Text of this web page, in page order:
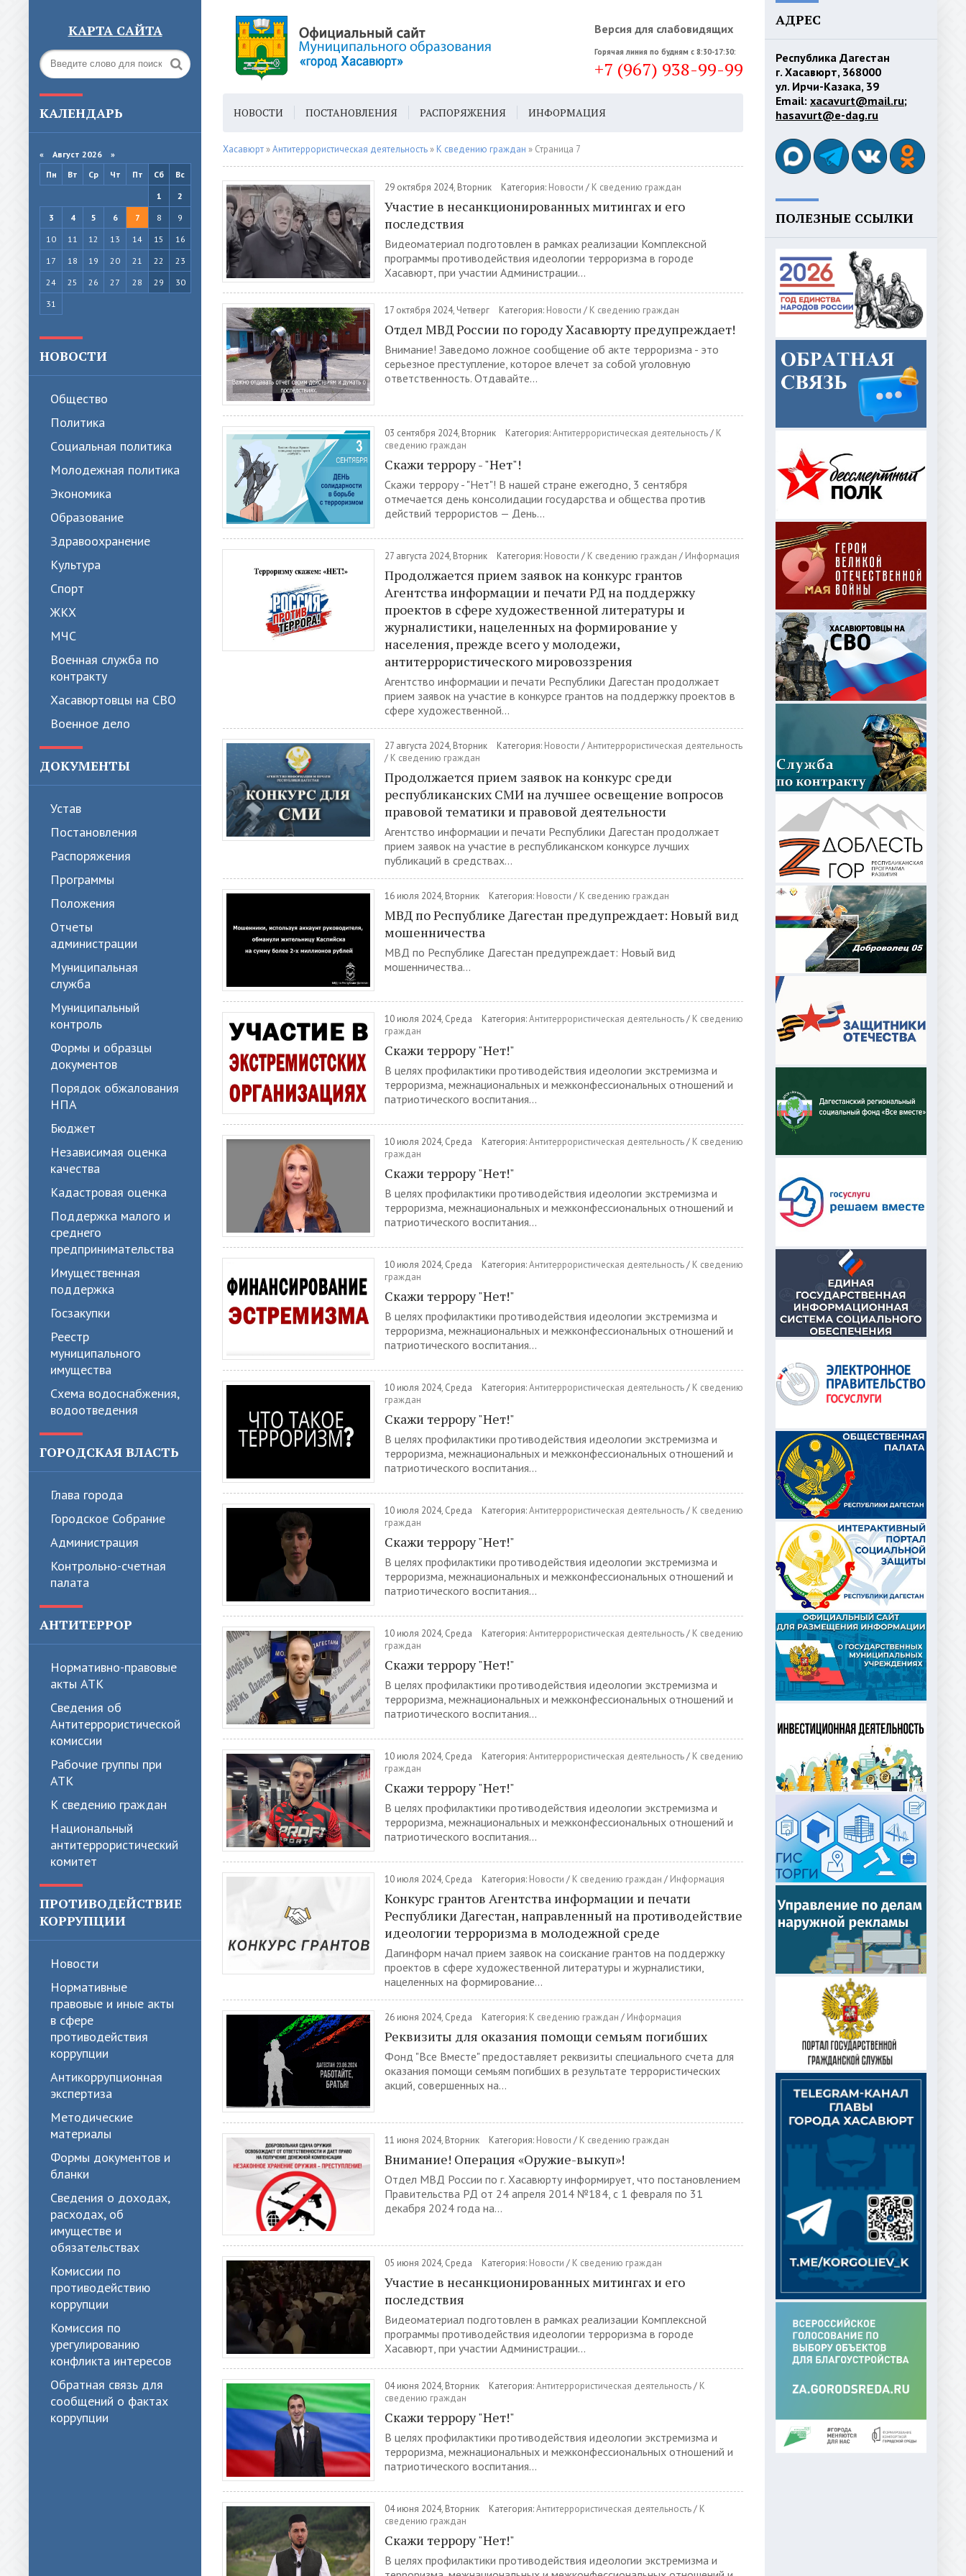
КАРТА САЙТА Версия для слабовидящих
Горячая линия по будням с 8:30-17:30:
+7 (967) 938-99-99
КАЛЕНДАРЬ
« Август 2026 »
Пн
Вт Ср Чт Пт Сб
Вс
1
2
3
4 5 6 7 8
9
10
11 12 13 14 15
16
17
18 19 20 21 22
23
24
25 26 27 28 29
30
31
НОВОСТИ
Общество
Политика
Cоциальная политика
Молодежная политика
Экономика
Образование
Здравоохранение
Культура
Спорт
ЖКХ
МЧС
Военная служба по
контракту
Хасавюртовцы на СВО
Военное дело
ДОКУМЕНТЫ
Устав
Постановления
Распоряжения
Программы
Положения
Отчеты
администрации
Муниципальная
служба
Муниципальный
контроль
Формы и образцы
документов
Порядок обжалования
НПА
Бюджет
Независимая оценка
качества
Кадастровая оценка
Поддержка малого и
среднего
предпринимательства
Имущественная
поддержка
Госзакупки
Реестр
муниципального
имущества
Схема водоснабжения,
водоотведения
ГОРОДСКАЯ ВЛАСТЬ
Глава города
Городское Собрание
Администрация
Контрольно-счетная
палата
АНТИТЕРРОР
Нормативно-правовые
акты АТК
Сведения об
Антитеррористической
комиссии
Рабочие группы при
АТК
К сведению граждан
Национальный
антитеррористический
комитет
ПРОТИВОДЕЙСТВИЕ
КОРРУПЦИИ
Новости
Нормативные
правовые и иные акты
в сфере
противодействия
коррупции
Антикоррупционная
экспертиза
Методические
материалы
Формы документов и
бланки
Сведения о доходах,
расходах, об
имуществе и
обязательствах
Комиссии по
противодействию
коррупции
Комиссия по
урегулированию
конфликта интересов
Обратная связь для
сообщений о фактах
коррупции
НОВОСТИ ПОСТАНОВЛЕНИЯ РАСПОРЯЖЕНИЯ ИНФОРМАЦИЯ
ГОРОДСКАЯ СРЕДА ГЕН. ПЛАН
Хасавюрт »Антитеррористическая деятельность » К сведению граждан » Страница 7
29 октября 2024, Вторник Категория: Новости / К сведению граждан
Участие в несанкционированных митингах и его
последствия
Видеоматериал подготовлен в рамках реализации Комплексной
программы противодействия идеологии терроризма в городе
Хасавюрт, при участии Администрации...
17 октября 2024, Четверг Категория: Новости / К сведению граждан
Отдел МВД России по городу Хасавюрту предупреждает!
Внимание! Заведомо ложное сообщение об акте терроризма - это
серьезное преступление, которое влечет за собой уголовную
ответственность. Отдавайте...
03 сентября 2024, Вторник Категория:Антитеррористическая деятельность/ К
сведению граждан
Скажи террору - "Нет"!
Скажи террору - "Нет"! В нашей стране ежегодно, 3 сентября
отмечается день консолидации государства и общества против
действий террористов — День...
27 августа 2024, Вторник Категория: Новости / К сведению граждан / Информация
Продолжается прием заявок на конкурс грантов
Агентства информации и печати РД на поддержку
проектов в сфере художественной литературы и
журналистики, нацеленных на формирование у
населения, прежде всего у молодежи,
антитеррористического мировоззрения
Агентство информации и печати Республики Дагестан продолжает
прием заявок на участие в конкурсе грантов на поддержку проектов в
сфере художественной...
27 августа 2024, Вторник Категория: Новости /Антитеррористическая деятельность
/ К сведению граждан
Продолжается прием заявок на конкурс среди
республиканских СМИ на лучшее освещение вопросов
правовой тематики и правовой деятельности
Агентство информации и печати Республики Дагестан продолжает
прием заявок на участие в республиканском конкурсе лучших
публикаций в средствах...
16 июля 2024, Вторник Категория: Новости / К сведению граждан
МВД по Республике Дагестан предупреждает: Новый вид
мошенничества
МВД по Республике Дагестан предупреждает: Новый вид
мошенничества...
10 июля 2024, Среда Категория:Антитеррористическая деятельность/ К сведению
граждан
Скажи террору "Нет!"
В целях профилактики противодействия идеологии экстремизма и
терроризма, межнациональных и межконфессиональных отношений и
патриотического воспитания...
10 июля 2024, Среда Категория:Антитеррористическая деятельность/ К сведению
граждан
Скажи террору "Нет!"
В целях профилактики противодействия идеологии экстремизма и
терроризма, межнациональных и межконфессиональных отношений и
патриотического воспитания...
10 июля 2024, Среда Категория:Антитеррористическая деятельность/ К сведению
граждан
Скажи террору "Нет!"
В целях профилактики противодействия идеологии экстремизма и
терроризма, межнациональных и межконфессиональных отношений и
патриотического воспитания...
10 июля 2024, Среда Категория:Антитеррористическая деятельность/ К сведению
граждан
Скажи террору "Нет!"
В целях профилактики противодействия идеологии экстремизма и
терроризма, межнациональных и межконфессиональных отношений и
патриотического воспитания...
10 июля 2024, Среда Категория:Антитеррористическая деятельность/ К сведению
граждан
Скажи террору "Нет!"
В целях профилактики противодействия идеологии экстремизма и
терроризма, межнациональных и межконфессиональных отношений и
патриотического воспитания...
10 июля 2024, Среда Категория:Антитеррористическая деятельность/ К сведению
граждан
Скажи террору "Нет!"
В целях профилактики противодействия идеологии экстремизма и
терроризма, межнациональных и межконфессиональных отношений и
патриотического воспитания...
10 июля 2024, Среда Категория:Антитеррористическая деятельность/ К сведению
граждан
Скажи террору "Нет!"
В целях профилактики противодействия идеологии экстремизма и
терроризма, межнациональных и межконфессиональных отношений и
патриотического воспитания...
10 июля 2024, Среда Категория: Новости / К сведению граждан / Информация
Конкурс грантов Агентства информации и печати
Республики Дагестан, направленный на противодействие
идеологии терроризма в молодежной среде
Дагинформ начал прием заявок на соискание грантов на поддержку
проектов в сфере художественной литературы и журналистики,
нацеленных на формирование...
26 июня 2024, Среда Категория: К сведению граждан / Информация
Реквизиты для оказания помощи семьям погибших
Фонд "Все Вместе" предоставляет реквизиты специального счета для
оказания помощи семьям погибших в результате террористических
акций, совершенных на...
11 июня 2024, Вторник Категория: Новости / К сведению граждан
Внимание! Операция «Оружие-выкуп»!
Отдел МВД России по г. Хасавюрту информирует, что постановлением
Правительства РД от 24 апреля 2014 №184, с 1 февраля по 31
декабря 2024 года на...
05 июня 2024, Среда Категория: Новости / К сведению граждан
Участие в несанкционированных митингах и его
последствия
Видеоматериал подготовлен в рамках реализации Комплексной
программы противодействия идеологии терроризма в городе
Хасавюрт, при участии Администрации...
04 июня 2024, Вторник Категория:Антитеррористическая деятельность/ К
сведению граждан
Скажи террору "Нет!"
В целях профилактики противодействия идеологии экстремизма и
терроризма, межнациональных и межконфессиональных отношений и
патриотического воспитания...
04 июня 2024, Вторник Категория:Антитеррористическая деятельность/ К
сведению граждан
Скажи террору "Нет!"
В целях профилактики противодействия идеологии экстремизма и
АДРЕС
Республика Дагестан
г. Хасавюрт, 368000
ул. Ирчи-Казака, 39
Email: xacavurt@mail.ru;
hasavurt@e-dag.ru
ПОЛЕЗНЫЕ ССЫЛКИ